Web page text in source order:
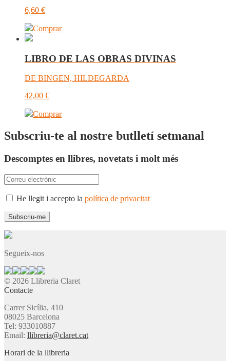
6,60 €
Comprar
LIBRO DE LAS OBRAS DIVINAS
DE BINGEN, HILDEGARDA
42,00 €
Comprar
Subscriu-te al nostre butlletí setmanal
Descomptes en llibres, novetats i molt més
He llegit i accepto la política de privacitat
Segueix-nos
© 2026 Llibreria Claret
Contacte
Carrer Sicília, 410
08025 Barcelona
Tel: 933010887
Email: llibreria@claret.cat
Horari de la llibreria